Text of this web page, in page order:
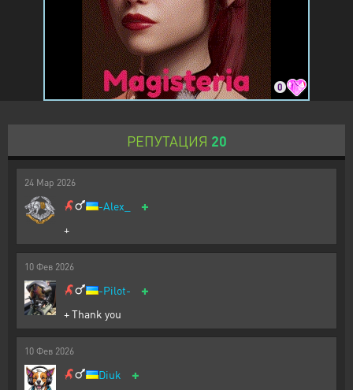
0
РЕПУТАЦИЯ 20
24 Мар 2026
-Alex_ +
+
10 Фев 2026
-Pilot- +
+ Thank you
10 Фев 2026
Diuk +